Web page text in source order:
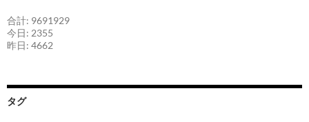
合計: 9691929
今日: 2355
昨日: 4662
タグ